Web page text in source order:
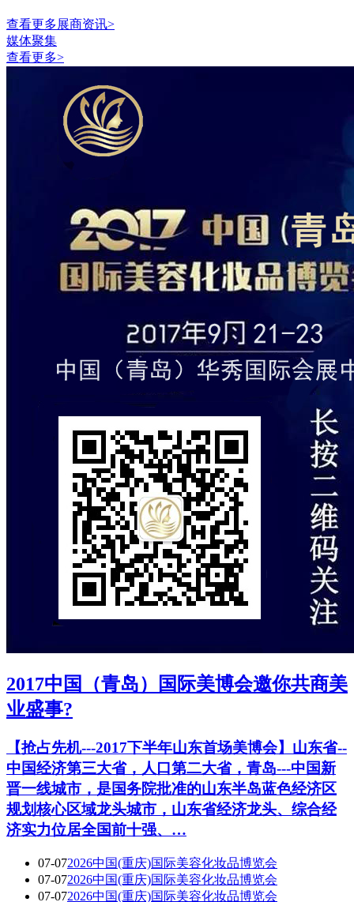
查看更多展商资讯>
媒体聚集
查看更多>
2017中国（青岛）国际美博会邀你共商美
业盛事?
【抢占先机---2017下半年山东首场美博会】山东省--
中国经济第三大省，人口第二大省，青岛---中国新
晋一线城市，是国务院批准的山东半岛蓝色经济区
规划核心区域龙头城市，山东省经济龙头、综合经
济实力位居全国前十强、…
07-072026中国(重庆)国际美容化妆品博览会
07-072026中国(重庆)国际美容化妆品博览会
07-072026中国(重庆)国际美容化妆品博览会